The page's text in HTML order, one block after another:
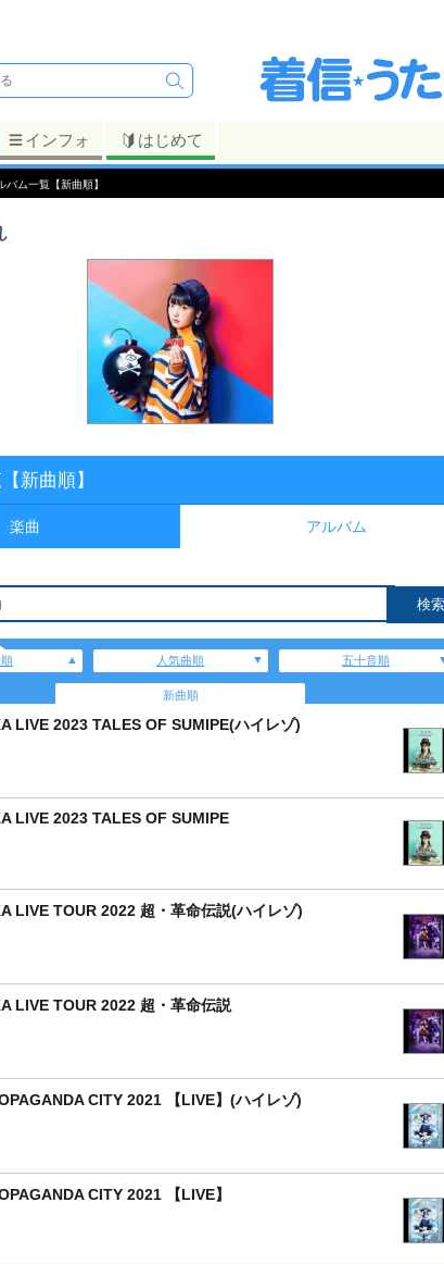
インフォ はじめて
バム一覧【新曲順】
新曲順】
楽曲 アルバム
人気曲順 五十音順
新曲順
LIVE 2023 TALES OF SUMIPE(ハイレゾ)
LIVE 2023 TALES OF SUMIPE
LIVE TOUR 2022 超・革命伝説(ハイレゾ)
LIVE TOUR 2022 超・革命伝説
CITY 2021 【LIVE】(ハイレゾ)
CITY 2021 【LIVE】